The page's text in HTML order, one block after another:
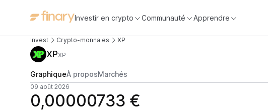
Investir en crypto Communauté Apprendre
Invest Crypto-monnaies XP
XPXP
GraphiqueÀ proposMarchés
09 août 2026
0,00000733 €